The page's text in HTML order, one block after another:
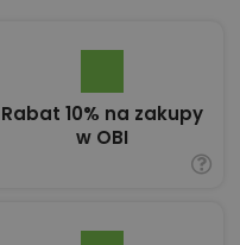
Rabat 10% na zakupy
w OBI